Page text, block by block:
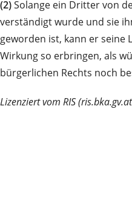
(2)Solange ein Dritter von
verständigt wurde und sie
geworden ist, kann er
Wirkung so erbringen, als
bürgerlichen Rechts noch
Lizenziert vom RIS (ris.bka.gv.at